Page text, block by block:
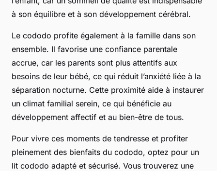
à son équilibre et à son développement cérébral.
Le cododo profite également à la famille dans son
ensemble. Il favorise une confiance parentale
accrue, car les parents sont plus attentifs aux
besoins de leur bébé, ce qui réduit l’anxiété liée à la
séparation nocturne. Cette proximité aide à instaurer
un climat familial serein, ce qui bénéficie au
développement affectif et au bien-être de tous.
Pour vivre ces moments de tendresse et profiter
pleinement des bienfaits du cododo, optez pour un
lit cododo adapté et sécurisé. Vous trouverez une